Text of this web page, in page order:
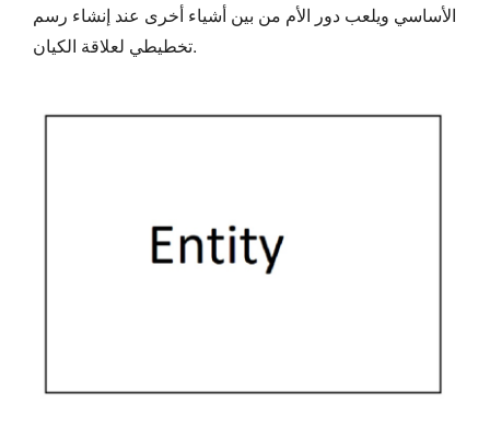
الأساسي ويلعب دور الأم من بين أشياء أخرى عند إنشاء رسم
تخطيطي لعلاقة الكيان.